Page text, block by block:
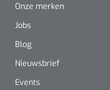
Onze merken
Jobs
Blog
Nieuwsbrief
Events